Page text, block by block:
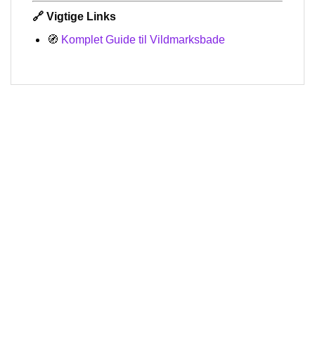
🔗 Vigtige Links
🧭 Komplet Guide til Vildmarksbade